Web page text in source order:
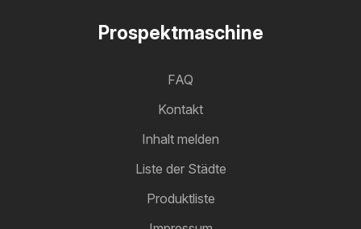
Prospektmaschine
FAQ
Kontakt
Inhalt melden
Liste der Städte
Produktliste